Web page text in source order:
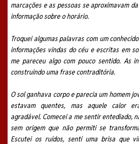
marcações e as pessoas se aproximavam
informação sobre o horário.
Troquei algumas palavras com um
informações vindas do céu e escritas em
me pareceu algo com pouco sentido. As
construindo uma frase contraditória.
O sol ganhava corpo e parecia um homem
estavam quentes, mas aquele calor
agradável. Comecei a me sentir entediado,
sem origem que não permiti se
Escutei os ruídos, senti uma brisa que